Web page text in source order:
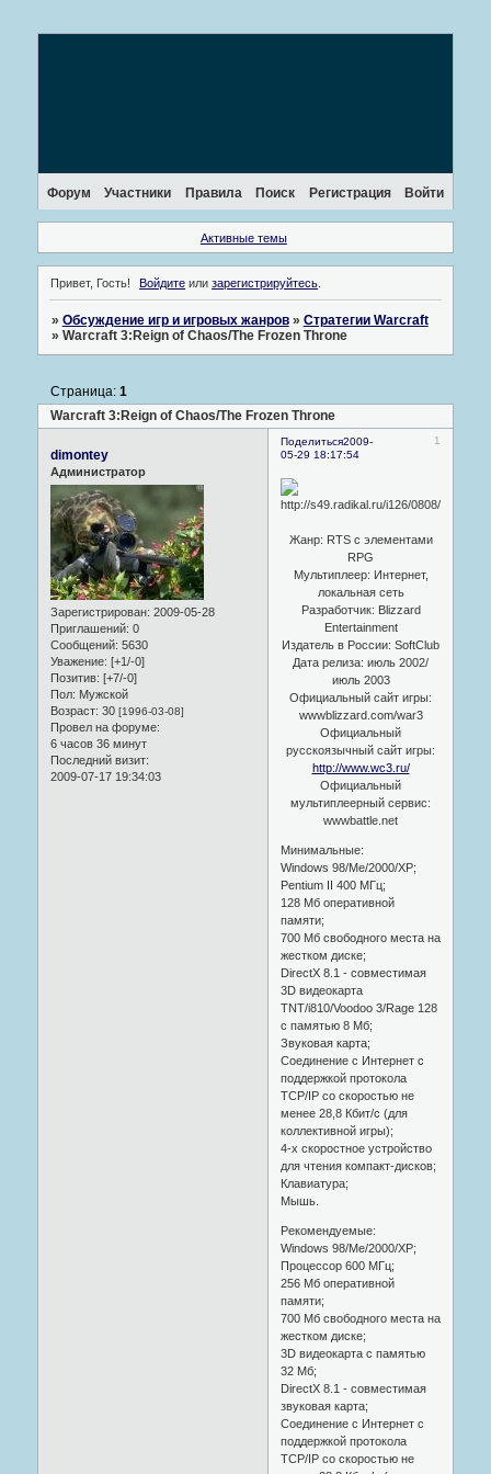
Форум Участники Правила Поиск Регистрация Войти
Активные темы
Привет, Гость! Войдите илизарегистрируйтесь
» Обсуждение игр и игровых жанров » Стратегии Warcraft
» Warcraft 3:Reign of Chaos/The Frozen Throne
Warcraft 3:Reign of Chaos/The Frozen Throne
Страница: 1
Поделиться 1
2009-
05-29 18:17:54
dimontey
Администратор
Зарегистрирован: 2009-05-28
Приглашений: 0
Сообщений: 5630
Уважение: [+1/-0]
Позитив: [+7/-0]
Пол: Мужской
Возраст: 30 [1996-03-08]
Провел на форуме:
6 часов 36 минут
Последний визит:
2009-07-17 19:34:03
Жанр: RTS с элементами
RPG
Мультиплеер: Интернет,
локальная сеть
Разработчик: Blizzard
Entertainment
Издатель в России: SoftClub
Дата релиза: июль 2002/
июль 2003
Официальный сайт игры:
wwwblizzard.com/war3
Официальный
русскоязычный сайт игры:
http://www.wc3.ru/
Официальный
мультиплеерный сервис:
wwwbattle.net
Минимальные:
Windows 98/Me/2000/XP;
Pentium II 400 МГц;
128 Мб оперативной
памяти;
700 Мб свободного места на
жестком диске;
DirectX 8.1 - совместимая
3D видеокарта
TNT/i810/Voodoo 3/Rage 128
с памятью 8 Мб;
Звуковая карта;
Соединение с Интернет с
поддержкой протокола
TCP/IP со скоростью не
менее 28,8 Кбит/с (для
коллективной игры);
4-x скоростное устройство
для чтения компакт-дисков;
Клавиатура;
Мышь.
Рекомендуемые:
Windows 98/Me/2000/XP;
Процессор 600 МГц;
256 Мб оперативной
памяти;
700 Мб свободного места на
жестком диске;
3D видеокарта с памятью
32 Мб;
DirectX 8.1 - совместимая
звуковая карта;
Соединение с Интернет с
поддержкой протокола
TCP/IP со скоростью не